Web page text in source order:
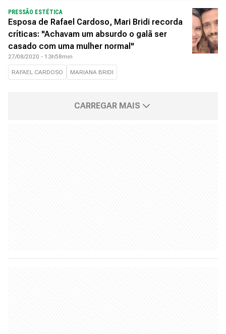
PRESSÃO ESTÉTICA
Esposa de Rafael Cardoso, Mari Bridi recorda
críticas: "Achavam um absurdo o galã ser
casado com uma mulher normal"
27/08/2020 - 13h58min
RAFAEL CARDOSO MARIANA BRIDI
CARREGAR MAIS